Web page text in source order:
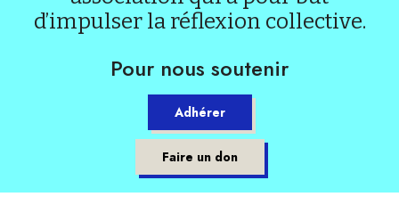
d’impulser la réflexion collective.
Pour nous soutenir
Adhérer
Faire un don